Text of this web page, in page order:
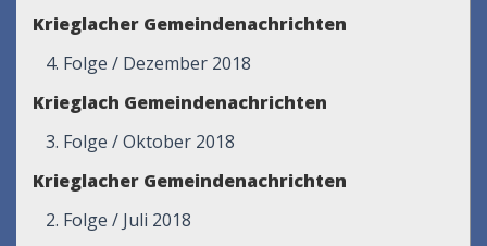
Krieglacher Gemeindenachrichten
4. Folge / Dezember 2018
Krieglach Gemeindenachrichten
3. Folge / Oktober 2018
Krieglacher Gemeindenachrichten
2. Folge / Juli 2018